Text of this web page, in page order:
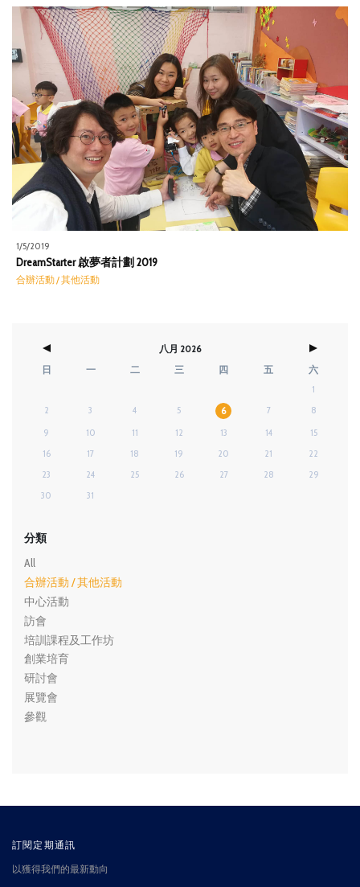
1/5/2019
DreamStarter 啟夢者計劃 2019
合辦活動 / 其他活動
八月 2026
日
一 二 三 四 五
六
1
2
3 4 5 6 7
8
9
10 11 12 13 14
15
16
17 18 19 20 21
22
23
24 25 26 27 28
29
30
31
分類
All
合辦活動 / 其他活動
中心活動
訪會
培訓課程及工作坊
創業培育
研討會
展覽會
參觀
訂閱定期通訊
以獲得我們的最新動向